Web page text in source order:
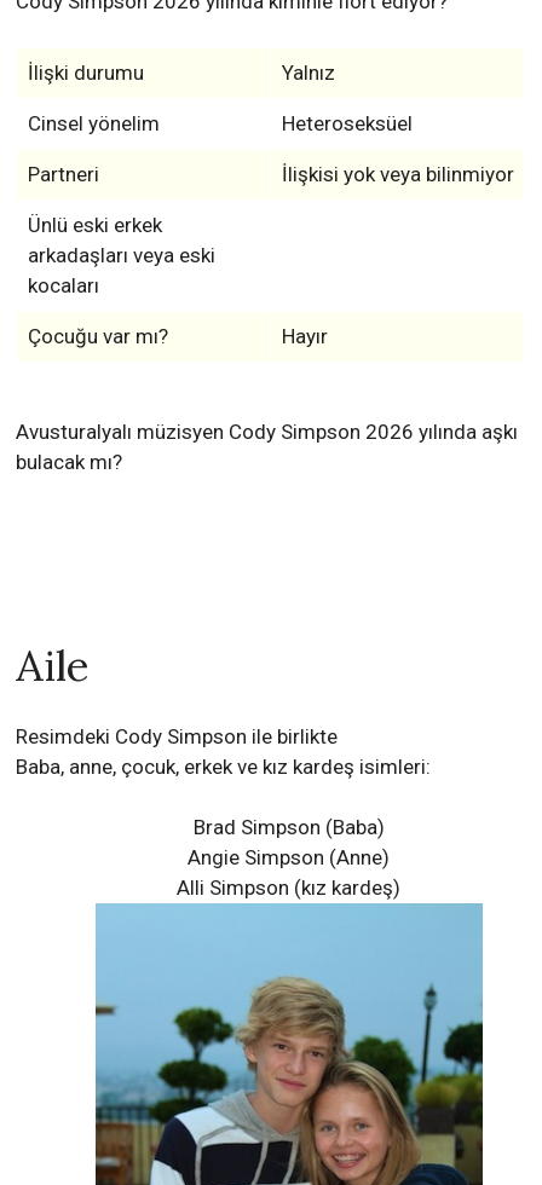
İlişki durumu Yalnız
Cinsel yönelim Heteroseksüel
Partneri İlişkisi yok veya bilinmiyor
Ünlü eski erkek
arkadaşları veya eski
kocaları
Çocuğu var mı? Hayır
Avusturalyalı müzisyen Cody Simpson 2026 yılında aşkı
bulacak mı?
Aile
Resimdeki Cody Simpson ile birlikte
Baba, anne, çocuk, erkek ve kız kardeş isimleri:
Brad Simpson (Baba)
Angie Simpson (Anne)
Alli Simpson (kız kardeş)